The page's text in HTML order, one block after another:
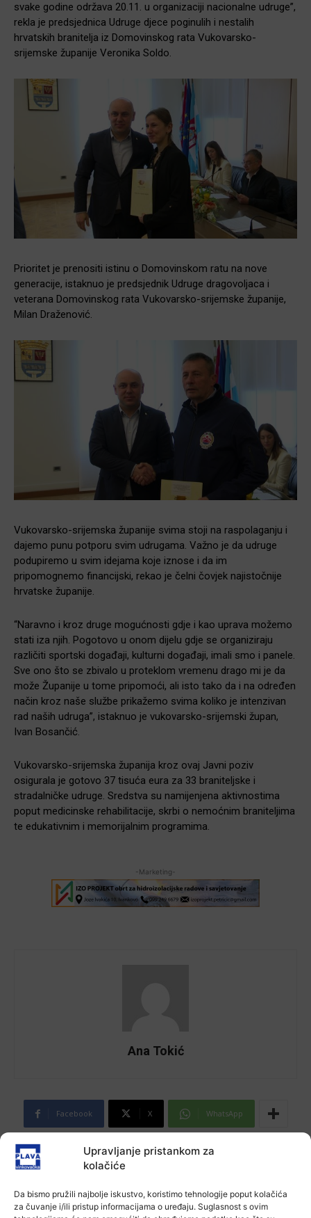
Upravljanje pristankom za
kolačiće
Da bismo pružili najbolje iskustvo, koristimo tehnologije poput kolačića
za čuvanje i/ili pristup informacijama o uređaju. Suglasnost s ovim
svake godine održava 20.11. u organizaciji nacionalne udruge”,
rekla je predsjednica Udruge djece poginulih i nestalih
hrvatskih branitelja iz Domovinskog rata Vukovarsko-
srijemske županije Veronika Soldo.
Prioritet je prenositi istinu o Domovinskom ratu na nove
generacije, istaknuo je predsjednik Udruge dragovoljaca i
veterana Domovinskog rata Vukovarsko-srijemske županije,
Milan Draženović.
Vukovarsko-srijemska županije svima stoji na raspolaganju i
dajemo punu potporu svim udrugama. Važno je da udruge
podupiremo u svim idejama koje iznose i da im
pripomognemo financijski, rekao je čelni čovjek najistočnije
hrvatske županije.
“Naravno i kroz druge mogućnosti gdje i kao uprava možemo
stati iza njih. Pogotovo u onom dijelu gdje se organiziraju
različiti sportski događaji, kulturni događaji, imali smo i panele.
Sve ono što se zbivalo u proteklom vremenu drago mi je da
može Županije u tome pripomoći, ali isto tako da i na određen
način kroz naše službe prikažemo svima koliko je intenzivan
rad naših udruga”, istaknuo je vukovarsko-srijemski župan,
Ivan Bosančić.
Vukovarsko-srijemska županija kroz ovaj Javni poziv
osigurala je gotovo 37 tisuća eura za 33 braniteljske i
stradalničke udruge. Sredstva su namijenjena aktivnostima
poput medicinske rehabilitacije, skrbi o nemoćnim braniteljima
te edukativnim i memorijalnim programima.
-Marketing-
Ana Tokić
Facebook X WhatsApp
NAJNOVIJE VIJESTI
Autoklub Vinkovci u rujnu će obilježiti
stotu godišnjicu djelovanja